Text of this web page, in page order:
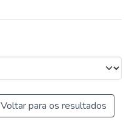
Voltar para os resultados